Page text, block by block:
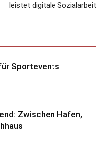
leistet digitale Sozialarbeit
Sportevents
Zwischen Hafen,